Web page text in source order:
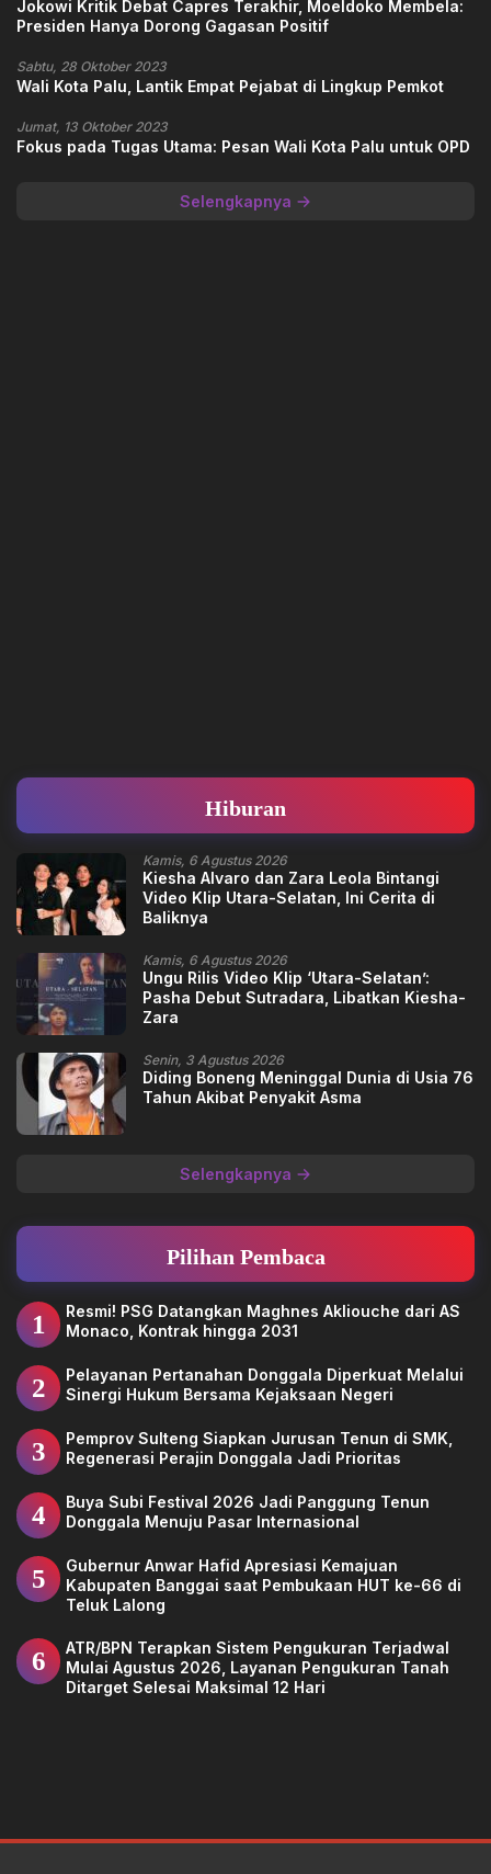
Jokowi Kritik Debat Capres Terakhir, Moeldoko Membela:
Presiden Hanya Dorong Gagasan Positif
Sabtu, 28 Oktober 2023
Wali Kota Palu, Lantik Empat Pejabat di Lingkup Pemkot
Jumat, 13 Oktober 2023
Fokus pada Tugas Utama: Pesan Wali Kota Palu untuk OPD
Selengkapnya
Hiburan
Kamis, 6 Agustus 2026
Kiesha Alvaro dan Zara Leola Bintangi
Video Klip Utara-Selatan, Ini Cerita di
Baliknya
Kamis, 6 Agustus 2026
Ungu Rilis Video Klip ‘Utara-Selatan’:
Pasha Debut Sutradara, Libatkan Kiesha-
Zara
Senin, 3 Agustus 2026
Diding Boneng Meninggal Dunia di Usia 76
Tahun Akibat Penyakit Asma
Selengkapnya
Pilihan Pembaca
1
Resmi! PSG Datangkan Maghnes Akliouche dari AS
Monaco, Kontrak hingga 2031
2
Pelayanan Pertanahan Donggala Diperkuat Melalui
Sinergi Hukum Bersama Kejaksaan Negeri
3
Pemprov Sulteng Siapkan Jurusan Tenun di SMK,
Regenerasi Perajin Donggala Jadi Prioritas
4
Buya Subi Festival 2026 Jadi Panggung Tenun
Donggala Menuju Pasar Internasional
5
Gubernur Anwar Hafid Apresiasi Kemajuan
Kabupaten Banggai saat Pembukaan HUT ke-66 di
Teluk Lalong
6
ATR/BPN Terapkan Sistem Pengukuran Terjadwal
Mulai Agustus 2026, Layanan Pengukuran Tanah
Ditarget Selesai Maksimal 12 Hari